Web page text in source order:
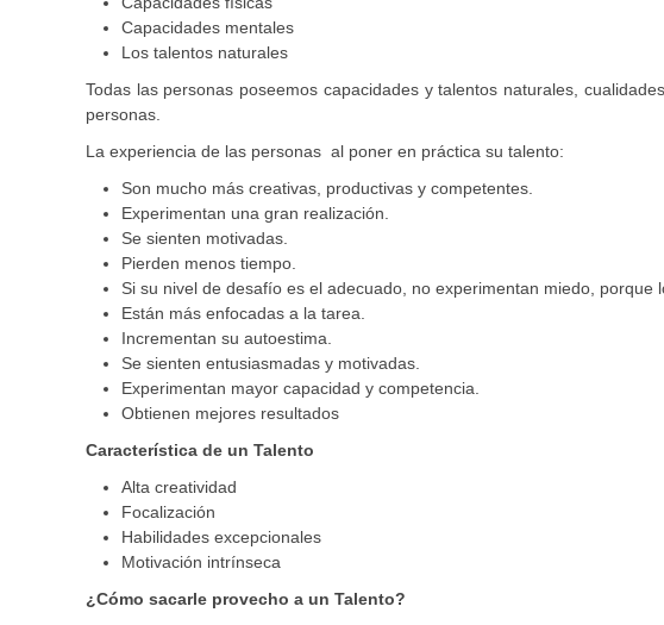
Capacidades mentales
Los talentos naturales
Todas las personas poseemos capacidades y talentos naturales,
personas.
La experiencia de las personas al poner en práctica su talento:
Son mucho más creativas, productivas y competentes.
Experimentan una gran realización.
Se sienten motivadas.
Pierden menos tiempo.
Si su nivel de desafío es el adecuado, no experimentan miedo, porque
Están más enfocadas a la tarea.
Incrementan su autoestima.
Se sienten entusiasmadas y motivadas.
Experimentan mayor capacidad y competencia.
Obtienen mejores resultados
Característica de un Talento
Alta creatividad
Focalización
Habilidades excepcionales
Motivación intrínseca
¿Cómo sacarle provecho a un Talento?